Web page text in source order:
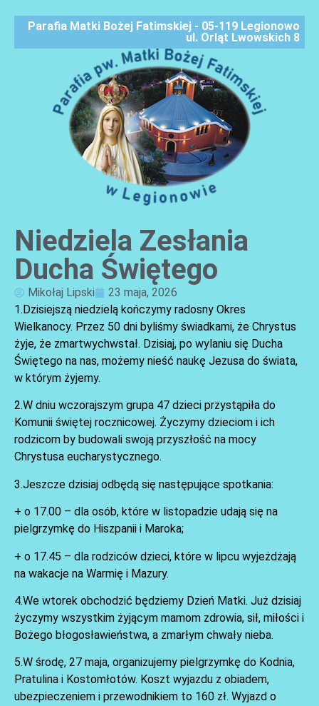
Parafia Matki Bożej Fatimskiej - 05-119 Legionowo
ul. Orląt Lwowskich 8
Niedziela Zesłania
Ducha Świętego
Mikołaj Lipski
23 maja, 2026
1.Dzisiejszą niedzielą kończymy radosny Okres
Wielkanocy. Przez 50 dni byliśmy świadkami, że Chrystus
żyje, że zmartwychwstał. Dzisiaj, po wylaniu się Ducha
Świętego na nas, możemy nieść naukę Jezusa do świata,
w którym żyjemy.
2.W dniu wczorajszym grupa 47 dzieci przystąpiła do
Komunii świętej rocznicowej. Życzymy dzieciom i ich
rodzicom by budowali swoją przyszłość na mocy
Chrystusa eucharystycznego.
3.Jeszcze dzisiaj odbędą się następujące spotkania:
+ o 17.00 – dla osób, które w listopadzie udają się na
pielgrzymkę do Hiszpanii i Maroka;
+ o 17.45 – dla rodziców dzieci, które w lipcu wyjeżdżają
na wakacje na Warmię i Mazury.
4.We wtorek obchodzić będziemy Dzień Matki. Już dzisiaj
życzymy wszystkim żyjącym mamom zdrowia, sił, miłości i
Bożego błogosławieństwa, a zmarłym chwały nieba.
5.W środę, 27 maja, organizujemy pielgrzymkę do Kodnia,
Pratulina i Kostomłotów. Koszt wyjazdu z obiadem,
ubezpieczeniem i przewodnikiem to 160 zł. Wyjazd o
AKTUALNOŚCI
AKTUALNOŚCI